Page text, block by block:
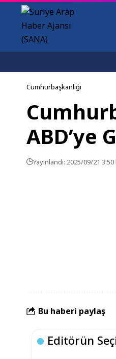
Cumhurbaşkanlığı
ABD’ye
Yayınlandı: 2025/09/21 3:50
Bu haberi paylaş
Editörün